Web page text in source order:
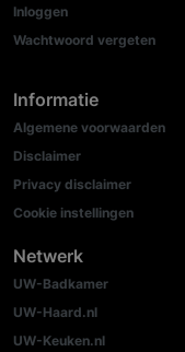
Inloggen
Wachtwoord vergeten
Informatie
Algemene voorwaarden
Disclaimer
Privacy disclaimer
Cookie instellingen
Netwerk
UW-Badkamer
UW-Haard.nl
UW-Keuken.nl